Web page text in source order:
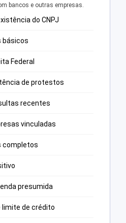
bancos e outras empresas.
do CNPJ
básicos
Federal
de protestos
recentes
vinculadas
completos
presumida
limite de crédito